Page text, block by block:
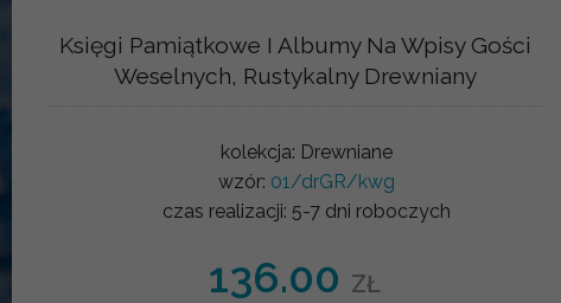
Księgi Pamiątkowe I Albumy Na Wpisy Gości
Weselnych, Rustykalny Drewniany
kolekcja: Drewniane
wzór: 01/drGR/kwg
czas realizacji: 5-7 dni roboczych
136.00 ZŁ